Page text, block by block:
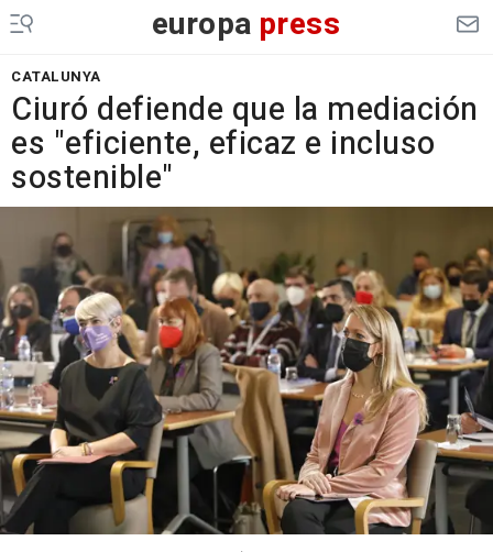
europa press
CATALUNYA
Ciuró defiende que la mediación
es "eficiente, eficaz e incluso
sostenible"